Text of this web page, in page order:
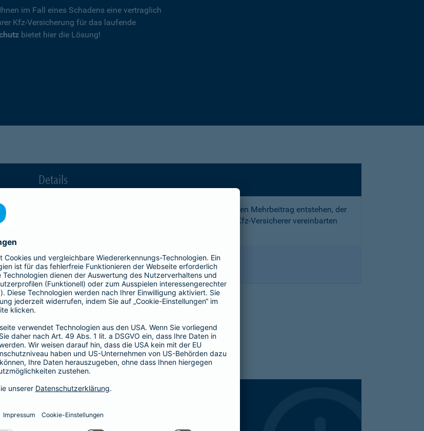
im Fall eines Schadens eine vertraglich
Kfz-Versicherung für das laufende
bietet hier die Lösung!
Details
die Ihnen nach einem Unfall durch die Vertragsstrafe und den Mehrbeitrag entstehen, der
Ihnen wegen einer unerlaubten Erweiterung des mit Ihrem Kfz-Versicherer vereinbarten
1, 2 oder 3 Tage bzw.
1, 2 oder 3 Wochen
und direkt abschließen